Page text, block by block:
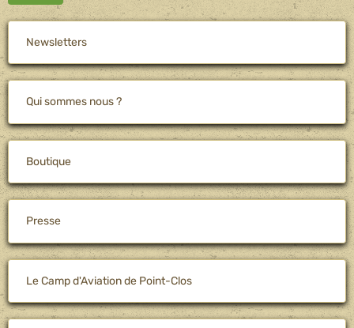
Newsletters
Qui sommes nous ?
Boutique
Presse
Le Camp d'Aviation de Point-Clos